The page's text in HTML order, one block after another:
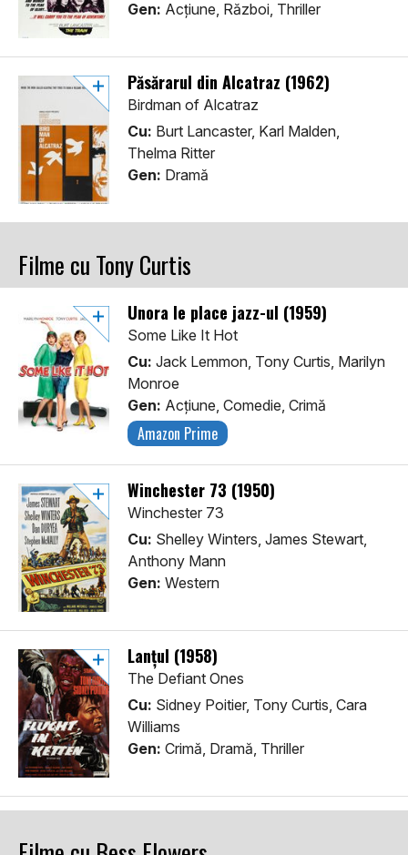
Gen: Acţiune, Război, Thriller
Păsărarul din Alcatraz (1962)
Birdman of Alcatraz
Cu: Burt Lancaster, Karl Malden,
Thelma Ritter
Gen: Dramă
Filme cu Tony Curtis
Unora le place jazz-ul (1959)
Some Like It Hot
Cu: Jack Lemmon, Tony Curtis, Marilyn
Monroe
Gen: Acţiune, Comedie, Crimă
Amazon Prime
Winchester 73 (1950)
Winchester 73
Cu: Shelley Winters, James Stewart,
Anthony Mann
Gen: Western
Lanțul (1958)
The Defiant Ones
Cu: Sidney Poitier, Tony Curtis, Cara
Williams
Gen: Crimă, Dramă, Thriller